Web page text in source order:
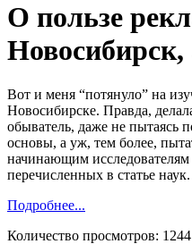
О пользе
Новосибирск,
Вот и меня “потянуло” на
Новосибирске. Правда,
обыватель, даже не пытаясь
основы, а уж, тем более,
начинающим
перечисленных в статье наук.
Подробнее...
Количество просмотров: 1244